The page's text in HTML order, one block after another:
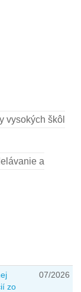
vysokých škôl
a
zo
07/2026